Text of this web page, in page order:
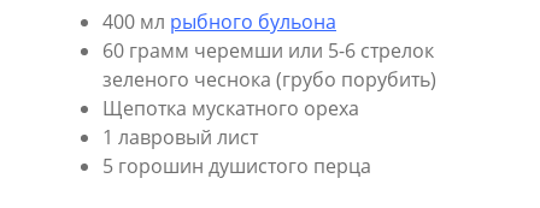
400 мл рыбного бульона
60 грамм черемши или 5-6 стрелок
зеленого чеснока (грубо порубить)
Щепотка мускатного ореха
1 лавровый лист
5 горошин душистого перца